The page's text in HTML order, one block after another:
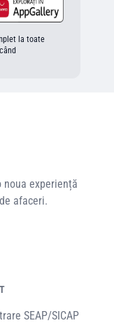
la toate
experiență
afaceri.
SEAP/SICAP